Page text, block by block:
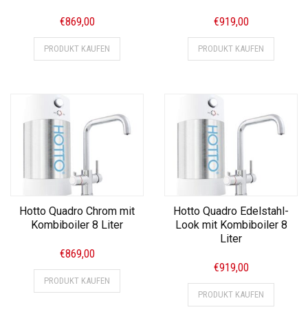
€869,00
PRODUKT KAUFEN
€919,00
PRODUKT KAUFEN
Hotto Quadro Chrom mit
Kombiboiler 8 Liter
€869,00
PRODUKT KAUFEN
Hotto Quadro Edelstahl-
Look mit Kombiboiler 8
Liter
€919,00
PRODUKT KAUFEN